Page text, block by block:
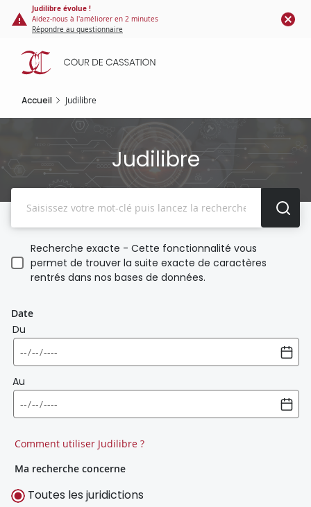
Panneau de gestion des cookies
contenu
principal
Judilibre évolue !
Aidez-nous à l'améliorer en 2 minutes
Répondre au questionnaire
Accueil Judilibre
Judilibre
Recherche exacte - Cette fonctionnalité vous
permet de trouver la suite exacte de caractères
rentrés dans nos bases de données.
Date
Du
Au
Comment utiliser Judilibre ?
Ma recherche concerne
Toutes les juridictions